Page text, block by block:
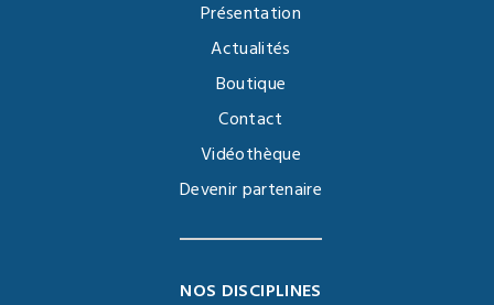
Présentation
Actualités
Boutique
Contact
Vidéothèque
Devenir partenaire
NOS DISCIPLINES